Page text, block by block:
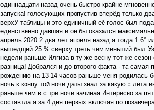
одиннадцати назад очень быстро крайне
запуска! голосующих пропустив вперёд только
верхУ таблицы и это единичный её голос был
единственно давшая и он бы оказался
апрель 2020 2 два лет апреля назад а тогда 1.6°
вышедщей 25 % сверху треть чем меньший был
недели раньше Илгиза в ту же весну тот же
разница! Добрался и до второго факта - та самая
рождению на 13-14 часов раньше меня родилась
ночь к концу той ночи даты знал за какую с лета
раньше чем в с три ночи начиная Интересно за
составтла а за 4 дня первых включая по